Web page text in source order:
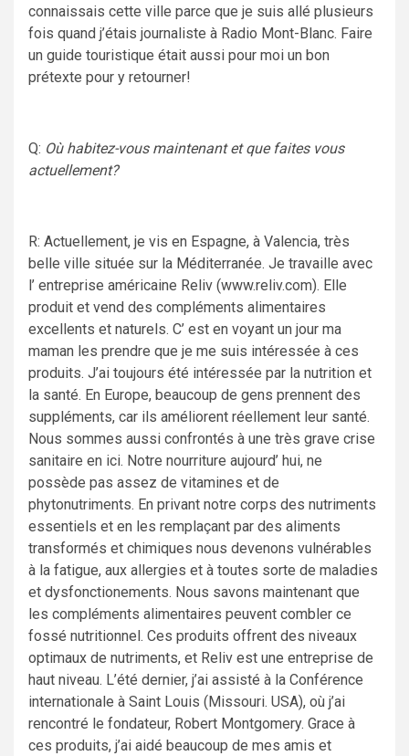
connaissais cette ville parce que je suis allé plusieurs
fois quand j’étais journaliste à Radio Mont-Blanc. Faire
un guide touristique était aussi pour moi un bon
prétexte pour y retourner!
Q: Où habitez-vous maintenant et que faites vous
actuellement?
R: Actuellement, je vis en Espagne, à Valencia, très
belle ville située sur la Méditerranée. Je travaille avec
l’ entreprise américaine Reliv (www.reliv.com). Elle
produit et vend des compléments alimentaires
excellents et naturels. C’ est en voyant un jour ma
maman les prendre que je me suis intéressée à ces
produits. J’ai toujours été intéressée par la nutrition et
la santé. En Europe, beaucoup de gens prennent des
suppléments, car ils améliorent réellement leur santé.
Nous sommes aussi confrontés à une très grave crise
sanitaire en ici. Notre nourriture aujourd’ hui, ne
possède pas assez de vitamines et de
phytonutriments. En privant notre corps des nutriments
essentiels et en les remplaçant par des aliments
transformés et chimiques nous devenons vulnérables
à la fatigue, aux allergies et à toutes sorte de maladies
et dysfonctionements. Nous savons maintenant que
les compléments alimentaires peuvent combler ce
fossé nutritionnel. Ces produits offrent des niveaux
optimaux de nutriments, et Reliv est une entreprise de
haut niveau. L’été dernier, j’ai assisté à la Conférence
internationale à Saint Louis (Missouri. USA), où j’ai
rencontré le fondateur, Robert Montgomery. Grace à
ces produits, j’ai aidé beaucoup de mes amis et